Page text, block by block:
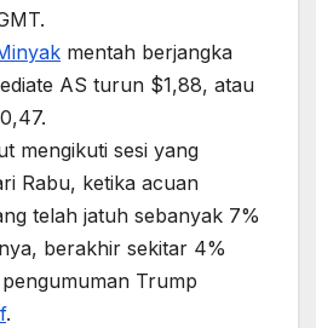
mentah berjangka
AS turun $1,88, atau
mengikuti sesi yang
Rabu, ketika acuan
telah jatuh sebanyak 7%
berakhir sekitar 4%
Trump
.